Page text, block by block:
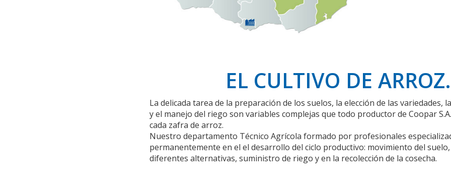
EL CULTIVO DE ARROZ.
La delicada tarea de la preparación de los suelos, la elección de las variedades,
y el manejo del riego son variables complejas que todo productor de Coopar
cada zafra de arroz.
Nuestro departamento Técnico Agrícola formado por profesionales
permanentemente en el el desarrollo del ciclo productivo: movimiento del
diferentes alternativas, suministro de riego y en la recolección de la cosecha.